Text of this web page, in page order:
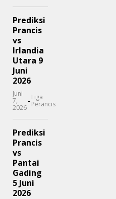
Prediksi
Prancis
vs
Irlandia
Utara 9
Juni
2026
Juni
7,
2026
- Liga
Perancis
Prediksi
Prancis
vs
Pantai
Gading
5 Juni
2026